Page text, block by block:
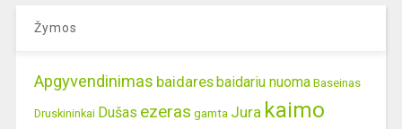
Žymos
Apgyvendinimas baidares baidariu nuoma Baseinas
Druskininkai Dušas ezeras gamta Jura kaimo